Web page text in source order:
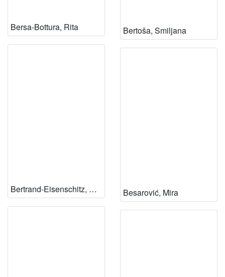
Bersa-Bottura, Rita Bertoša, Smiljana
Bertrand-Eisenschitz, Claire Besarović, Mira